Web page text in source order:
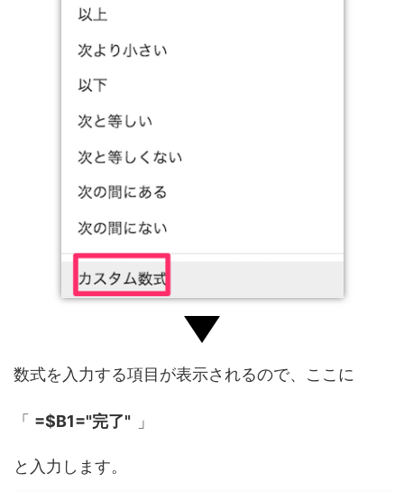
数式を入力する項目が表示されるので、ここに
「 =$B1="完了" 」
と入力します。